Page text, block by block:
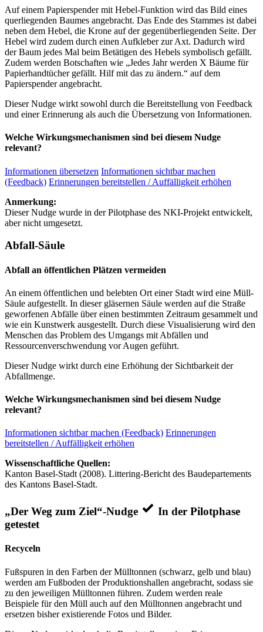
Auf einem Papierspender mit Hebel-Funktion wird das Bild eines
querliegenden Baumes angebracht. Das Ende des Stammes ist dabei
neben dem Hebel, die Krone auf der gegenüberliegenden Seite. Der
Hebel wird zudem durch einen Aufkleber zur Axt. Dadurch wird
der Baum jedes Mal beim Betätigen des Hebels symbolisch gefällt.
Zudem werden Botschaften wie „Jedes Jahr werden X Bäume für
Papierhandtücher gefällt. Hilf mit das zu ändern.“ auf dem
Papierspender angebracht.
Dieser Nudge wirkt sowohl durch die Bereitstellung von Feedback
und einer Erinnerung als auch die Übersetzung von Informationen.
Welche Wirkungsmechanismen sind bei diesem Nudge
relevant?
Informationen übersetzen Informationen sichtbar machen
(Feedback) Erinnerungen bereitstellen / Auffälligkeit erhöhen
Anmerkung:
Dieser Nudge wurde in der Pilotphase des NKI-Projekt entwickelt,
aber nicht umgesetzt.
Abfall-Säule
Abfall an öffentlichen Plätzen vermeiden
An einem öffentlichen und belebten Ort einer Stadt wird eine Müll-
Säule aufgestellt. In dieser gläsernen Säule werden auf die Straße
geworfenen Abfälle über einen bestimmten Zeitraum gesammelt und
wie ein Kunstwerk ausgestellt. Durch diese Visualisierung wird den
Menschen das Problem des Umgangs mit Abfällen und
Ressourcenverschwendung vor Augen geführt.
Dieser Nudge wirkt durch eine Erhöhung der Sichtbarkeit der
Abfallmenge.
Welche Wirkungsmechanismen sind bei diesem Nudge
relevant?
Informationen sichtbar machen (Feedback) Erinnerungen
bereitstellen / Auffälligkeit erhöhen
Wissenschaftliche Quellen:
Kanton Basel-Stadt (2008). Littering-Bericht des Baudepartements
des Kantons Basel-Stadt.
„Der Weg zum Ziel“-Nudge
In der Pilotphase
getestet
Recyceln
Fußspuren in den Farben der Mülltonnen (schwarz, gelb und blau)
werden am Fußboden der Produktionshallen angebracht, sodass sie
zu den jeweiligen Mülltonnen führen. Zudem werden reale
Beispiele für den Müll auch auf den Mülltonnen angebracht und
ersetzen bisher existierende Fotos und Bilder.